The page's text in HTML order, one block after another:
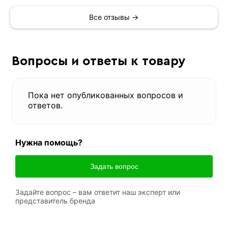
Все отзывы →
Вопросы и ответы к товару
Пока нет опубликованных вопросов и
ответов.
Нужна помощь?
Задать вопрос
Задайте вопрос – вам ответит наш эксперт или
представитель бренда